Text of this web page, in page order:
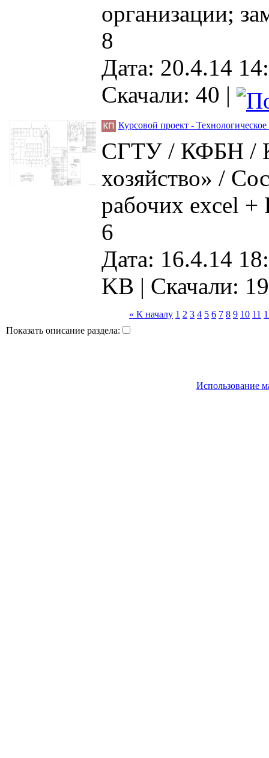
организации;
8
Дата: 20.4.14
Скачали: 40 |
Курсовой проект -
СГТУ / КФБН /
хозяйство» /
рабочих excel +
6
Дата: 16.4.14
KB | Скачали: 19
« К началу 1 2 3 4 5 6 7 8 9 10 11
Показать описание раздела:
Использование